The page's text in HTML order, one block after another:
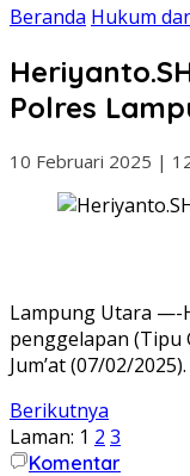
Beranda Hukum
Polres
10 Februari 2025 |
Lampung Utara —-
penggelapan (Tipu
Jum’at (07/02/2025).
Berikutnya
Laman: 1 2 3
Komentar